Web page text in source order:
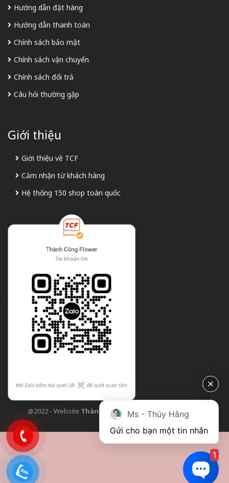
Hướng dẫn đặt hàng
Hướng dẫn thanh toán
Chính sách bảo mật
Chính sách vận chuyển
Chính sách đổi trả
Câu hỏi thường gặp
Giới thiệu
Giới thiệu về TCF
Cảm nhận từ khách hàng
Hệ thống 150 shop toàn quốc
@2022 - Website Thành Công Flower| Design bởi
Ms - Thúy Hằng
Gửi cho bạn một tin nhắn
1